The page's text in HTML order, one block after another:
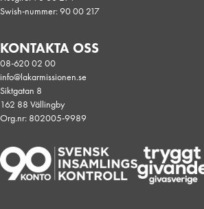
Swish-nummer: 90 00 217
KONTAKTA OSS
08-620 02 00
info@lakarmissionen.se
Siktgatan 8
162 88 Vällingby
Org.nr: 802005-9989